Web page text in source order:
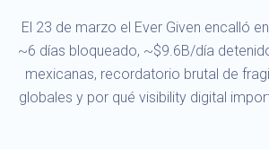
El 23 de marzo el Ever Given encalló
~6 días bloqueado, ~$9.6B/día
mexicanas, recordatorio brutal de
globales y por qué visibility digital